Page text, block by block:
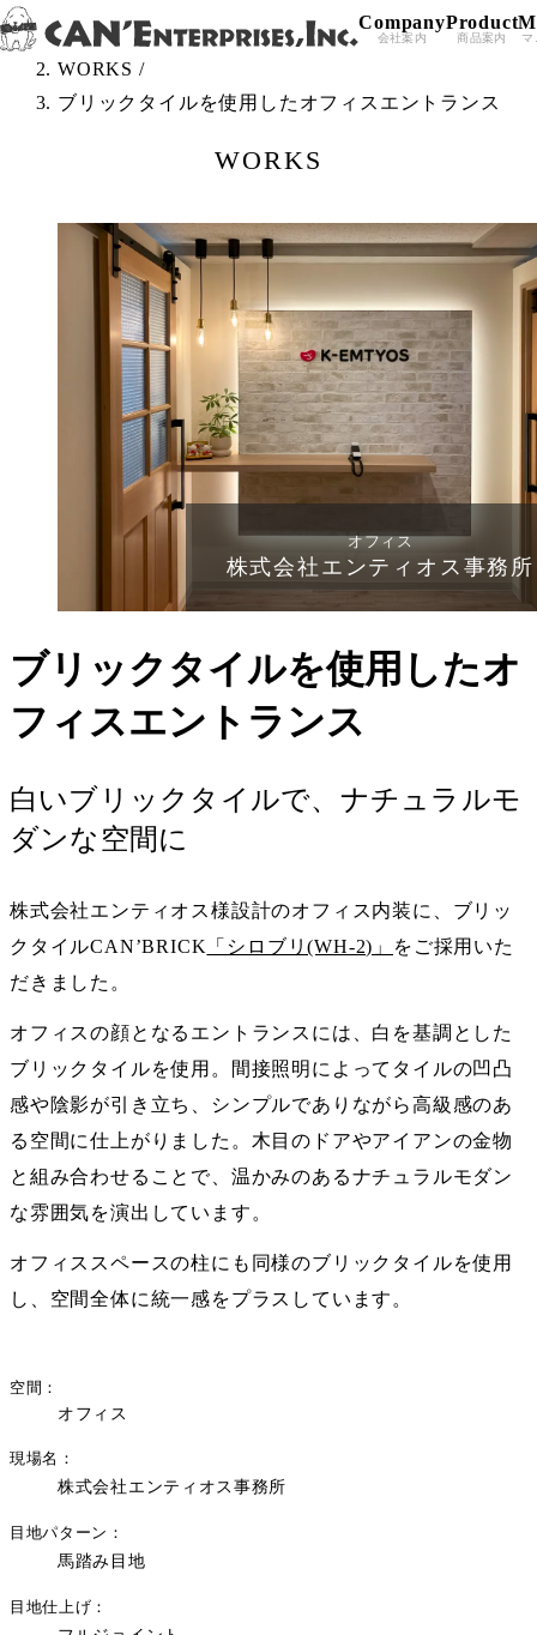
Skip to content
Company
会社案内
Product
商品案内 マ
TOP /
WORKS /
ブリックタイルを使用したオフィスエントランス
WORKS
オフィス
株式会社エンティオス事務所
ブリックタイルを使用したオ
フィスエントランス
白いブリックタイルで、ナチュラルモ
ダンな空間に
株式会社エンティオス様設計のオフィス内装に、ブリッ
クタイルCAN’BRICK 「シロブリ(WH-2)」
をご採用いた
だきました。
オフィスの顔となるエントランスには、白を基調とした
ブリックタイルを使用。間接照明によってタイルの凹凸
感や陰影が引き立ち、シンプルでありながら高級感のあ
る空間に仕上がりました。木目のドアやアイアンの金物
と組み合わせることで、温かみのあるナチュラルモダン
な雰囲気を演出しています。
オフィススペースの柱にも同様のブリックタイルを使用
し、空間全体に統一感をプラスしています。
空間
オフィス
現場名
株式会社エンティオス事務所
目地パターン
馬踏み目地
目地仕上げ